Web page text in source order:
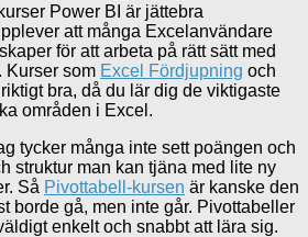
Power BI är jättebra
att många Excelanvändare
för att arbeta på rätt sätt med
Kurser som Excel Fördjupning och
bra, då du lär dig de viktigaste
områden i Excel.
tycker många inte sett poängen och
struktur man kan tjäna med lite ny
Så Pivottabell-kursen är kanske den
borde gå, men inte går. Pivottabeller
enkelt och snabbt att lära sig.